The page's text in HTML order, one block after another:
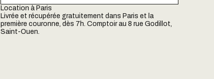
Location à Paris
Livrée et récupérée gratuitement dans Paris et la
première couronne, dès 7h. Comptoir au 8 rue Godillot,
Saint-Ouen.